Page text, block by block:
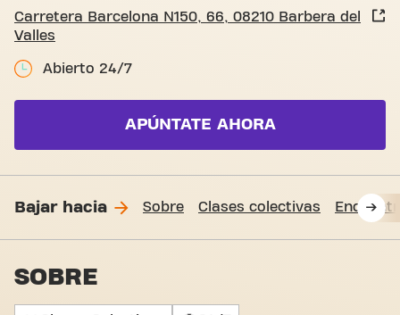
Carretera Barcelona N150, 66, 08210 Barbera del
Valles
Abierto 24/7
APÚNTATE AHORA
Bajar hacia Sobre Clases colectivas
SOBRE